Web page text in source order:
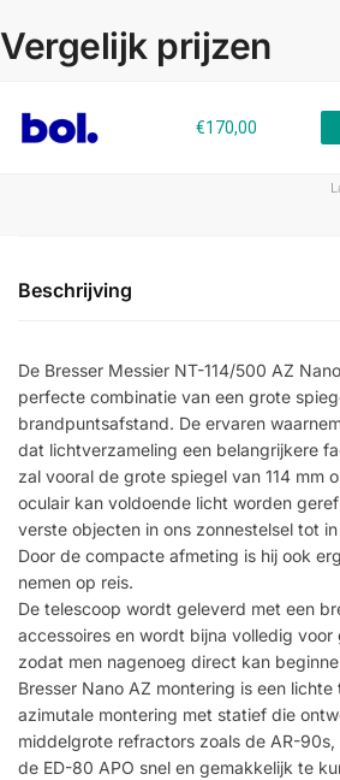
Vergelijk prijzen
€170,00
Beschrijving
De Bresser Messier NT-114/500 AZ
perfecte combinatie van een grote
brandpuntsafstand. De ervaren
dat lichtverzameling een belangrijkere
zal vooral de grote spiegel van 114 mm
oculair kan voldoende licht worden
verste objecten in ons zonnestelsel tot
Door de compacte afmeting is hij ook
nemen op reis.
De telescoop wordt geleverd met een
accessoires en wordt bijna volledig
zodat men nagenoeg direct kan
Bresser Nano AZ montering is een
azimutale montering met statief die
middelgrote refractors zoals de AR-90s,
de ED-80 APO snel en gemakkelijk te